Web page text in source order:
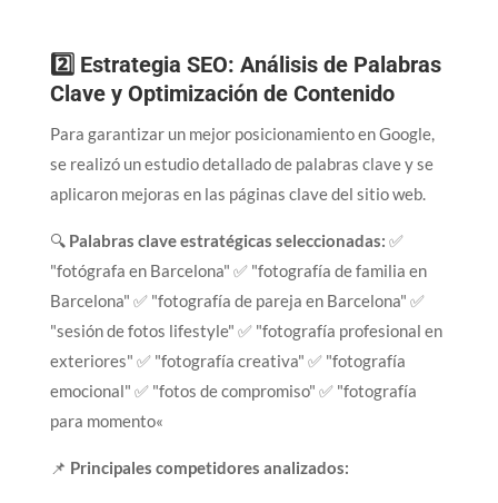
2️⃣ Estrategia SEO: Análisis de Palabras
Clave y Optimización de Contenido
Para garantizar un mejor posicionamiento en Google,
se realizó un estudio detallado de palabras clave y se
aplicaron mejoras en las páginas clave del sitio web.
🔍 Palabras clave estratégicas seleccionadas: ✅
"fotógrafa en Barcelona" ✅ "fotografía de familia en
Barcelona" ✅ "fotografía de pareja en Barcelona" ✅
"sesión de fotos lifestyle" ✅ "fotografía profesional en
exteriores" ✅ "fotografía creativa" ✅ "fotografía
emocional" ✅ "fotos de compromiso" ✅ "fotografía
para momento«
📌 Principales competidores analizados: